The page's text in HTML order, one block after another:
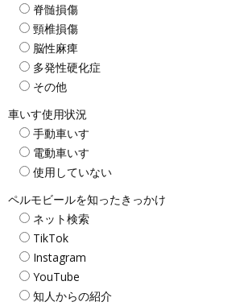
脊髄損傷
頸椎損傷
脳性麻痺
多発性硬化症
その他
車いす使用状況
手動車いす
電動車いす
使用していない
ペルモビールを知ったきっかけ
ネット検索
TikTok
Instagram
YouTube
知人からの紹介